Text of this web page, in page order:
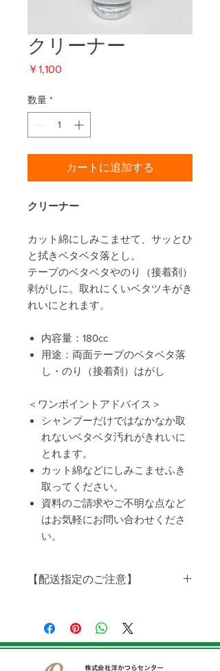
クリーナー
￥1,100
数量 *
カートに追加する
クリーナー
カット綿にしみこませて、サッとひ
と拭きベタベタ落とし。
テープのベタベタやのり（接着剤）
剥がしに。取れにくいベタツキがき
れいにとれます。
内容量：180cc
用途：両面テープのベタベタ落
し・のり（接着剤）はがし
＜ワンポイントアドバイス＞
シャンプーだけではなかなか取
れないベタベタ汚れがきれいに
とれます。
カット綿などにしみこませふき
取ってください。
資料のご請求やご不明な点など
はお気軽にお問い合わせくださ
い。
【配送指定のご注意】
クリーナーは郵便での発送ができない
ため、配送方法指定画面で必ず「宅急
便」をご指定ください。